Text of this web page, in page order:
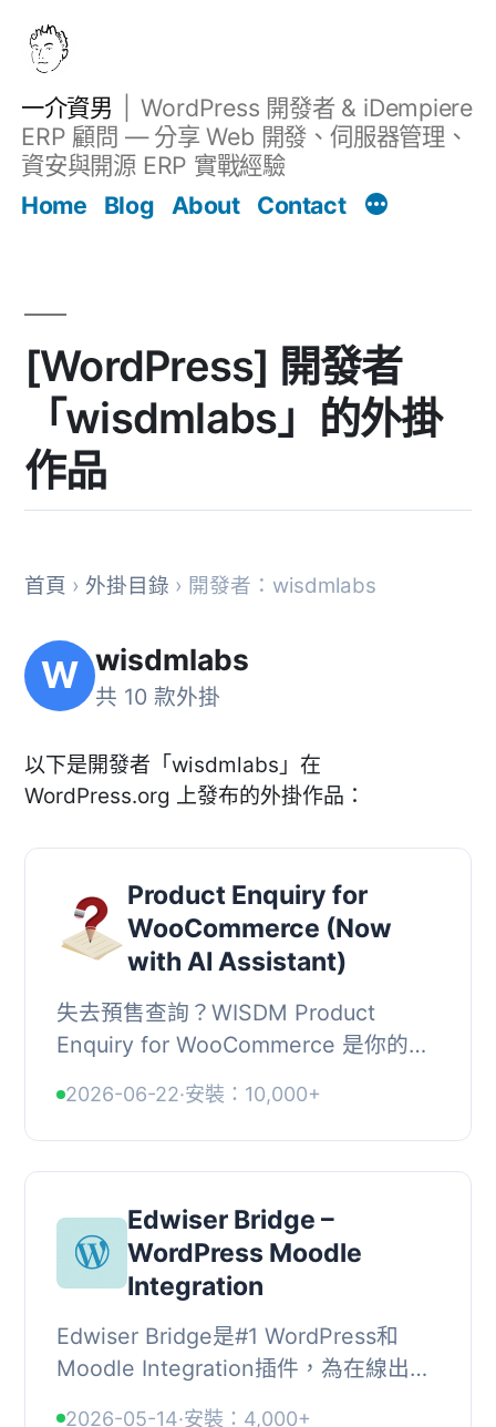
一介資男
WordPress 開發者 & iDempiere
ERP 顧問 — 分享 Web 開發、伺服器管理、
資安與開源 ERP 實戰經驗
Home
Blog About Contact
[WordPress] 開發者
「wisdmlabs」的外掛
作品
首頁 › 外掛目錄 › 開發者：wisdmlabs
W wisdmlabs
共 10 款外掛
以下是開發者「wisdmlabs」在
WordPress.org 上發布的外掛作品：
Product Enquiry for
WooCommerce (Now
with AI Assistant)
失去預售查詢？WISDM Product
Enquiry for WooCommerce 是你的完
買的產品有問題。WISDM Product
Enquiry for WooCommer...
2026-06-22·安裝：10,000+
Edwiser Bridge –
WordPress Moodle
Integration
Edwiser Bridge是#1 WordPress和
Moodle Integration插件，為在線出售
2026-05-14·安裝：4,000+
文章